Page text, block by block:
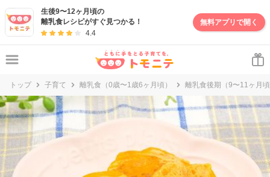
生後9〜12ヶ月頃の
離乳食レシピがすぐ見つかる！
4.4
無料アプリで開く
トップ 子育て 離乳食（0歳〜1歳6ヶ月頃） 離乳食後期（9〜11ヶ月
妊娠・出産・子育て情報サイト | トモニテ